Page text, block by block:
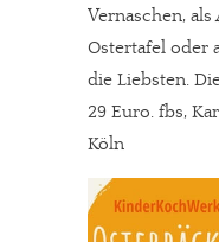
Vernaschen,
Ostertafel oder
die Liebsten.
29 Euro. fbs,
Köln